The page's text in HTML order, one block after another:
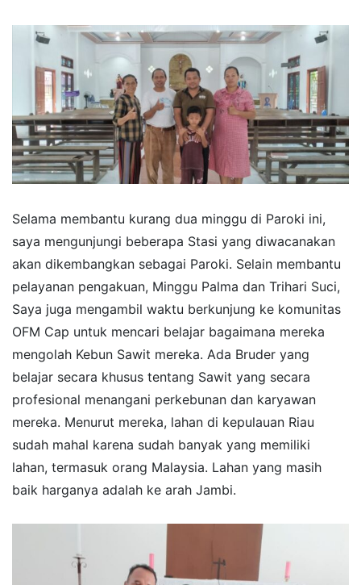
Selama membantu kurang dua minggu di Paroki ini,
saya mengunjungi beberapa Stasi yang diwacanakan
akan dikembangkan sebagai Paroki. Selain membantu
pelayanan pengakuan, Minggu Palma dan Trihari Suci,
Saya juga mengambil waktu berkunjung ke komunitas
OFM Cap untuk mencari belajar bagaimana mereka
mengolah Kebun Sawit mereka. Ada Bruder yang
belajar secara khusus tentang Sawit yang secara
profesional menangani perkebunan dan karyawan
mereka. Menurut mereka, lahan di kepulauan Riau
sudah mahal karena sudah banyak yang memiliki
lahan, termasuk orang Malaysia. Lahan yang masih
baik harganya adalah ke arah Jambi.